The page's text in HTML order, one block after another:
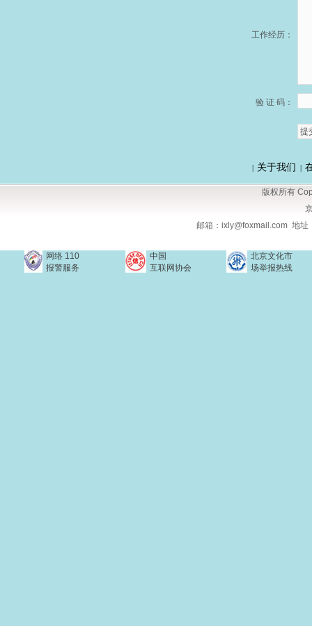
工作经历：
验 证 码：
| 关于我们 |
版权所有
邮箱：ixly@foxmail.com 地
网络 110
报警服务
中国
互联网协会
北京文化市
场举报热线